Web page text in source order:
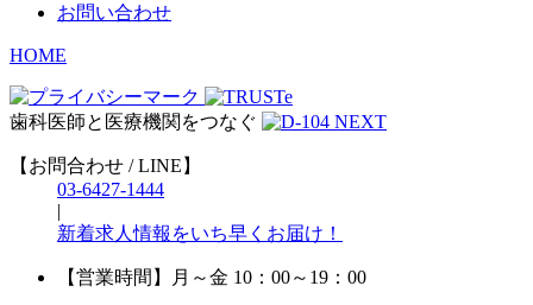
お問い合わせ
HOME
歯科医師と医療機関をつなぐ
【お問合わせ / LINE】
03-6427-1444
|
新着求人情報をいち早くお届け！
【営業時間】 月～金 10：00～19：00